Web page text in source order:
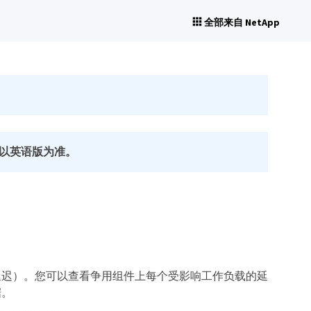
全部来自 NetApp
英语版为准。
）。您可以查看争用组件上每个受影响工作负载的延